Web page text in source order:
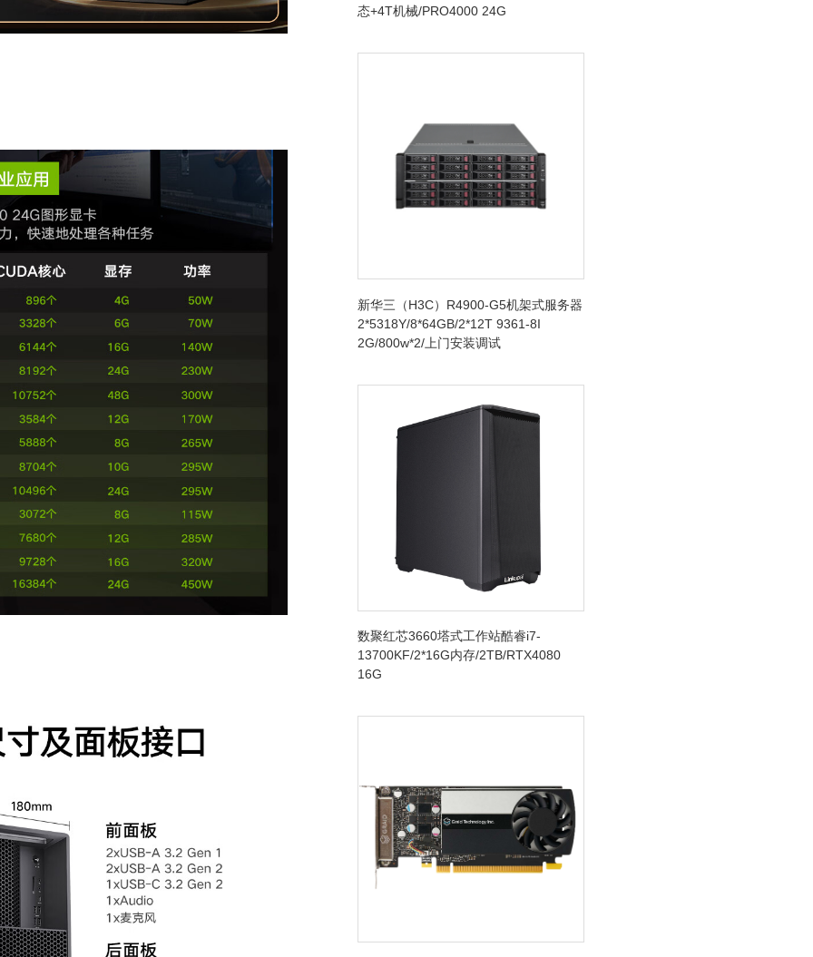
态+4T机械/PRO4000 24G
新华三（H3C）R4900-G5机架式服务器
2*5318Y/8*64GB/2*12T 9361-8I
2G/800w*2/上门安装调试
数聚红芯3660塔式工作站酷睿i7-
13700KF/2*16G内存/2TB/RTX4080
16G